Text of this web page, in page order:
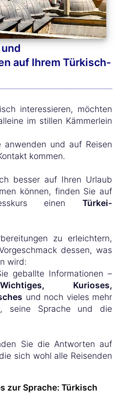
auf Ihrem Türkisch-
interessieren, möchten
im stillen Kämmerlein
anwenden und auf Reisen
kommen.
besser auf Ihren Urlaub
können, finden Sie auf
einen Türkei-
zu erleichtern,
dessen, was
wird:
geballte Informationen –
Kurioses,
und noch vieles mehr
seine Sprache und die
Sie die Antworten auf
sich wohl alle Reisenden
zur Sprache: Türkisch